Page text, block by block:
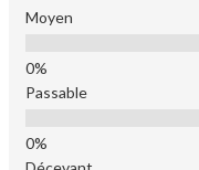
Moyen
Passable